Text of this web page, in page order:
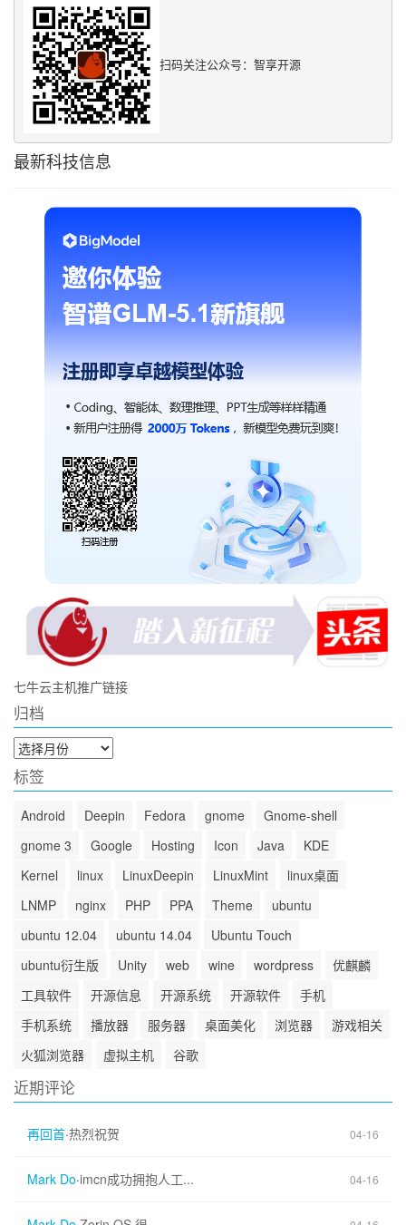
扫码关注公众号：智享开源
最新科技信息
七牛云主机推广链接
归档
归
档
标签
Android Deepin Fedora gnome
Gnome-shell
gnome 3
Google Hosting Icon Java
KDE
Kernel
linux LinuxDeepin LinuxMint
linux桌面
LNMP
nginx PHP PPA Theme
ubuntu
ubuntu 12.04
ubuntu 14.04
Ubuntu Touch
ubuntu衍生版
Unity web wine wordpress
优麒麟
工具软件
开源信息 开源系统 开源软件
手机
手机系统
播放器 服务器 桌面美化 浏览器
游戏相关
火狐浏览器
虚拟主机 谷歌
近期评论
再回首·热烈祝贺 04-16
Mark Do·imcn成功拥抱人工... 04-16